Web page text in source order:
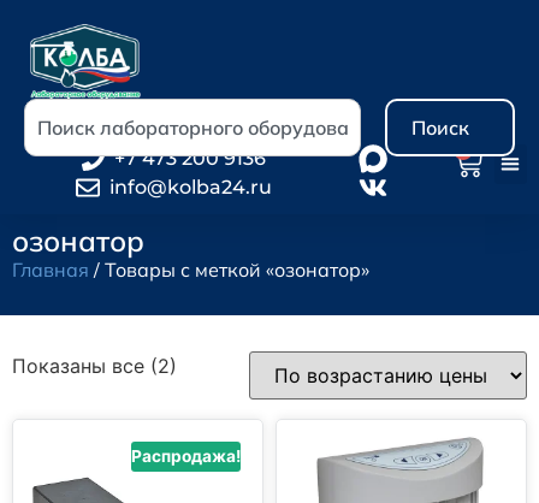
Поиск
+7 473 200 9136
info@kolba24.ru
озонатор
Главная / Товары с меткой «озонатор»
Показаны все (2)
Распродажа!